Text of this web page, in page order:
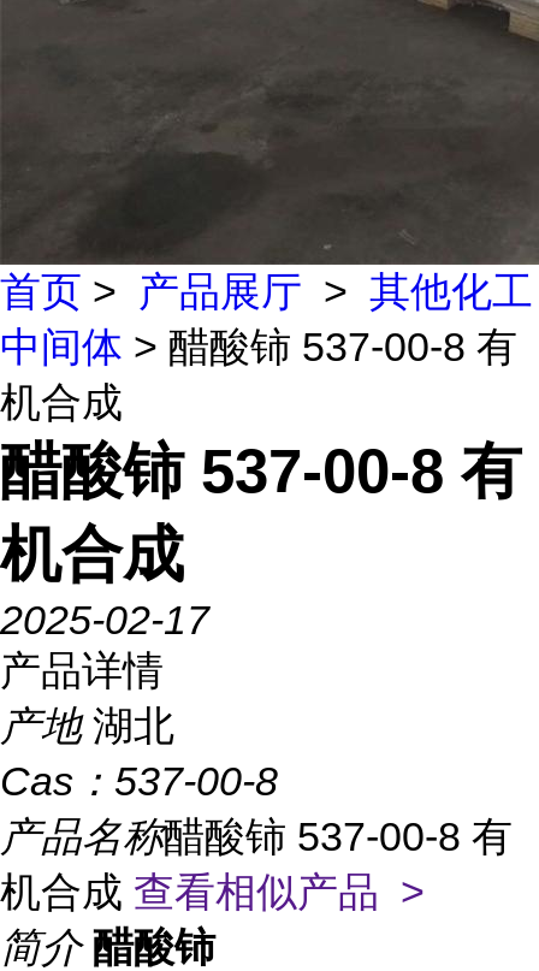
首页 > 产品展厅 > 其他化工
中间体 > 醋酸铈 537-00-8 有
机合成
醋酸铈 537-00-8 有
机合成
2025-02-17
产品详情
产地 湖北
Cas： 537-00-8
产品名称醋酸铈 537-00-8 有
机合成 查看相似产品 >
简介 醋酸铈